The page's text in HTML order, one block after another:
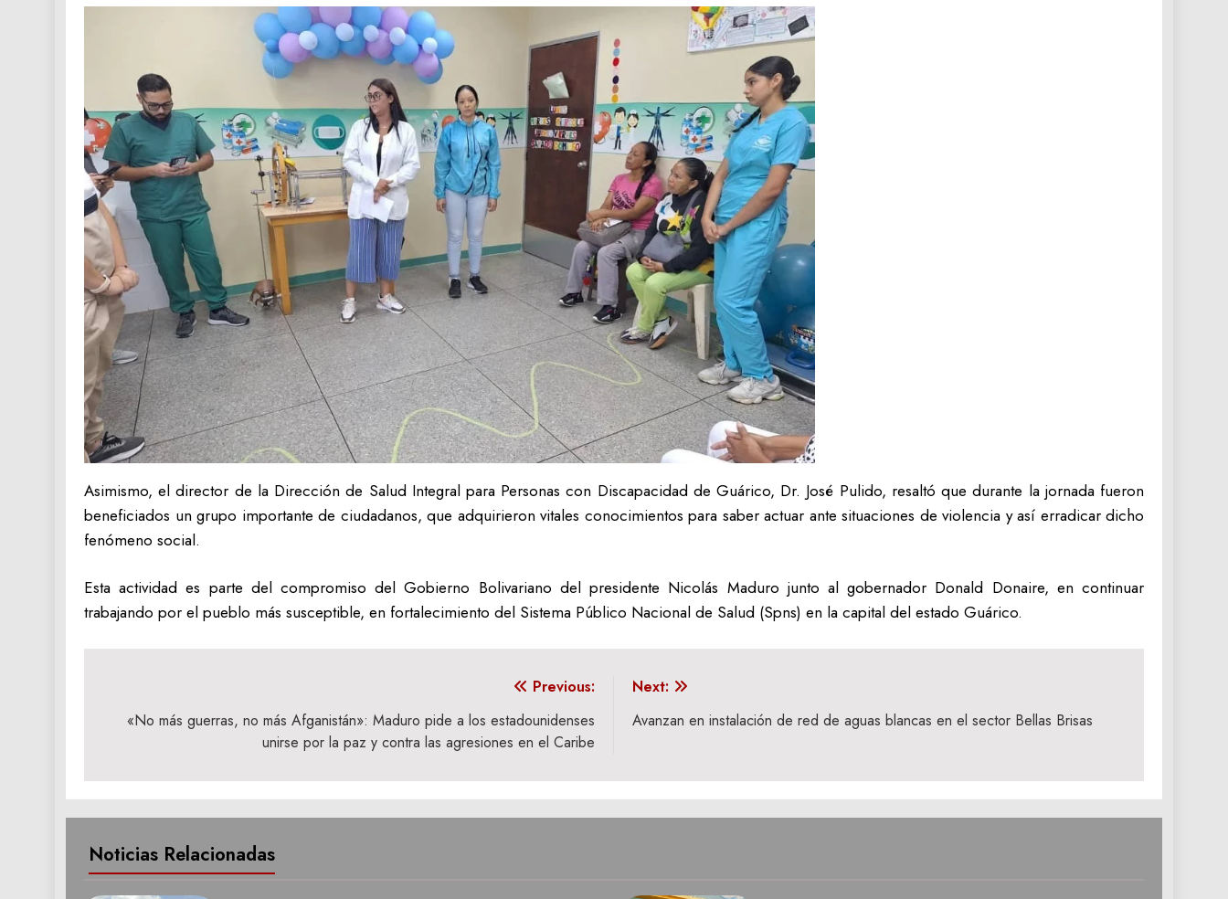
Asimismo, el director de la Dirección de Salud Integral para Personas con Discapacidad de Guárico, Dr. José Pulido, resaltó que durante la jornada fueron
beneficiados un grupo importante de ciudadanos, que adquirieron vitales conocimientos para saber actuar ante situaciones de violencia y así erradicar dicho
fenómeno social.
Esta actividad es parte del compromiso del Gobierno Bolivariano del presidente Nicolás Maduro junto al gobernador Donald Donaire, en continuar
trabajando por el pueblo más susceptible, en fortalecimiento del Sistema Público Nacional de Salud (Spns) en la capital del estado Guárico.
de
Previous:
«No más guerras, no más Afganistán»: Maduro pide a los estadounidenses
unirse por la paz y contra las agresiones en el Caribe
Next:
Avanzan en instalación de red de aguas blancas en el sector Bellas Brisas
Noticias Relacionadas